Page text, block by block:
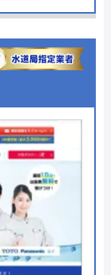
、ク
ご確認ください